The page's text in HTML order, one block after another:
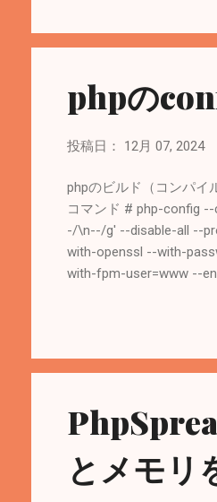
MySQL Native
ブラリを選ぶか -
options | sed -e 's/ --/
...
phpの
投稿日： 12月 07, 2024
phpのビルド（コンパイ
コマンド # php-config
-/\n--/g' --disable-all --
with-openssl --with-
with-fpm-user=www --
fig:/usr/libdata/
とメモリ